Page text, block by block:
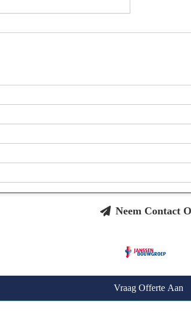
Neem Contact
Vraag Offerte Aan